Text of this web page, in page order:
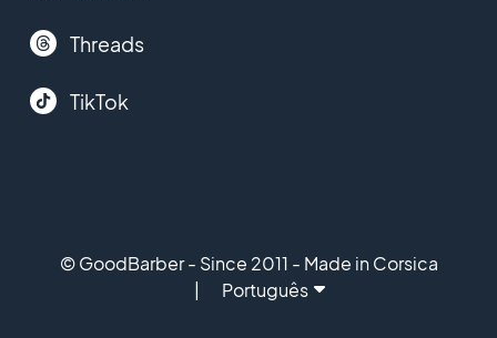
Threads
TikTok
© GoodBarber - Since 2011 - Made in Corsica
Português